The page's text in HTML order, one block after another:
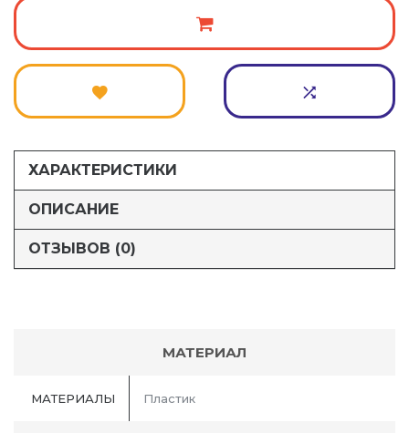
ХАРАКТЕРИСТИКИ
ОПИСАНИЕ
ОТЗЫВОВ (0)
МАТЕРИАЛ
МАТЕРИАЛЫ Пластик